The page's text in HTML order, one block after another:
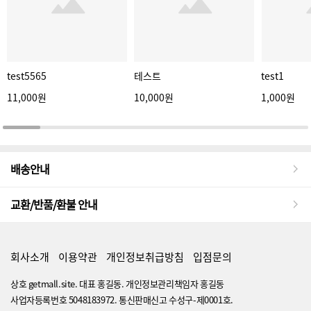
test5565
11,000원
테스트
10,000원
test1
1,000원
배송안내
교환/반품/환불 안내
회사소개 이용약관 개인정보취급방침 입점문의
상호 getmall.site. 대표 홍길동. 개인정보관리책임자 홍길동
사업자등록번호 5048183972. 통신판매신고 수성구-제0001호.